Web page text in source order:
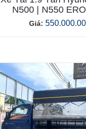
N500 | N550
Giá: